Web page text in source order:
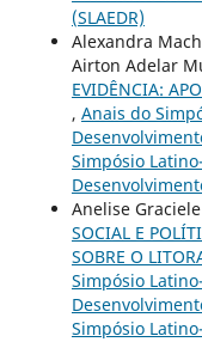
(SLAEDR)
Alexandra
Airton Adelar
EVIDÊNCIA:
, Anais do
Simpósio
Anelise
SOCIAL E
SOBRE O
Simpósio
Simpósio